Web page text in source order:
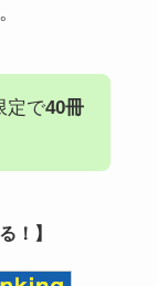
定で40冊
！】